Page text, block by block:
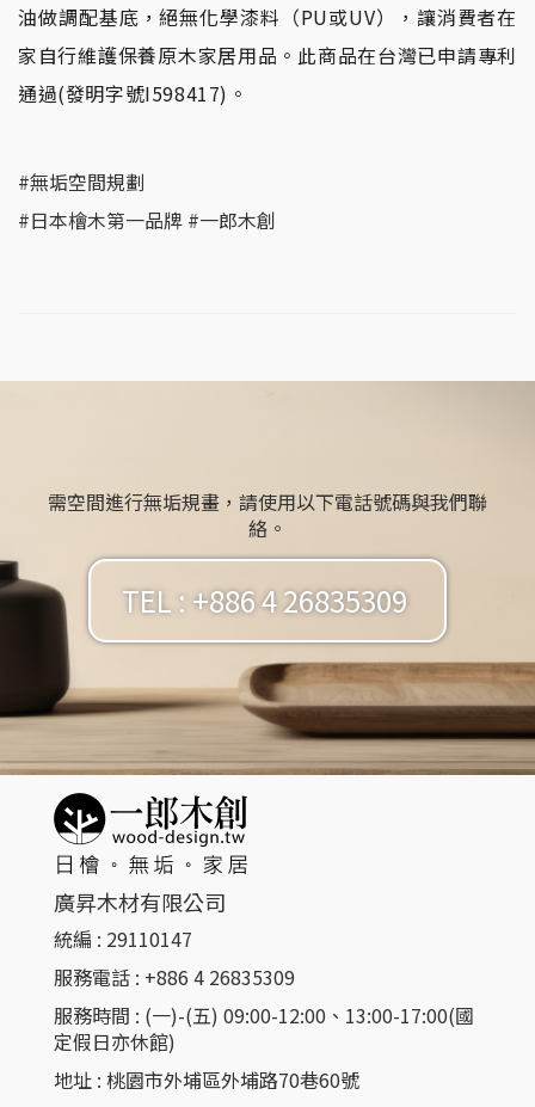
油做調配基底，絕無化學漆料（PU或UV），讓消費者在
家自行維護保養原木家居用品。此商品在台灣已申請專利
通過(發明字號I598417)。
#無垢空間規劃
#日本檜木第一品牌 #一郎木創
需空間進行無垢規畫，請使用以下電話號碼與我們聯
絡。
TEL : +886 4 26835309
廣昇木材有限公司
統編 : 29110147
服務電話 : +886 4 26835309​
服務時間 : (一)-(五) 09:00-12:00、13:00-17:00(國
定假日亦休館)
地址 : 桃園市外埔區外埔路70巷60號